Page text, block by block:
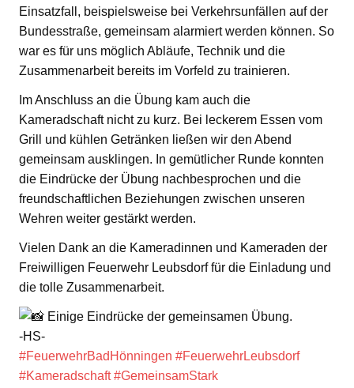
Einsatzfall, beispielsweise bei Verkehrsunfällen auf der
Bundesstraße, gemeinsam alarmiert werden können. So
war es für uns möglich Abläufe, Technik und die
Zusammenarbeit bereits im Vorfeld zu trainieren.
Im Anschluss an die Übung kam auch die
Kameradschaft nicht zu kurz. Bei leckerem Essen vom
Grill und kühlen Getränken ließen wir den Abend
gemeinsam ausklingen. In gemütlicher Runde konnten
die Eindrücke der Übung nachbesprochen und die
freundschaftlichen Beziehungen zwischen unseren
Wehren weiter gestärkt werden.
Vielen Dank an die Kameradinnen und Kameraden der
Freiwilligen Feuerwehr Leubsdorf für die Einladung und
die tolle Zusammenarbeit.
Einige Eindrücke der gemeinsamen Übung.
-HS-
#FeuerwehrBadHönningen #FeuerwehrLeubsdorf
#Kameradschaft #GemeinsamStark